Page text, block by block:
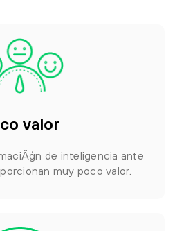
valor
de inteligencia ante
muy poco valor.